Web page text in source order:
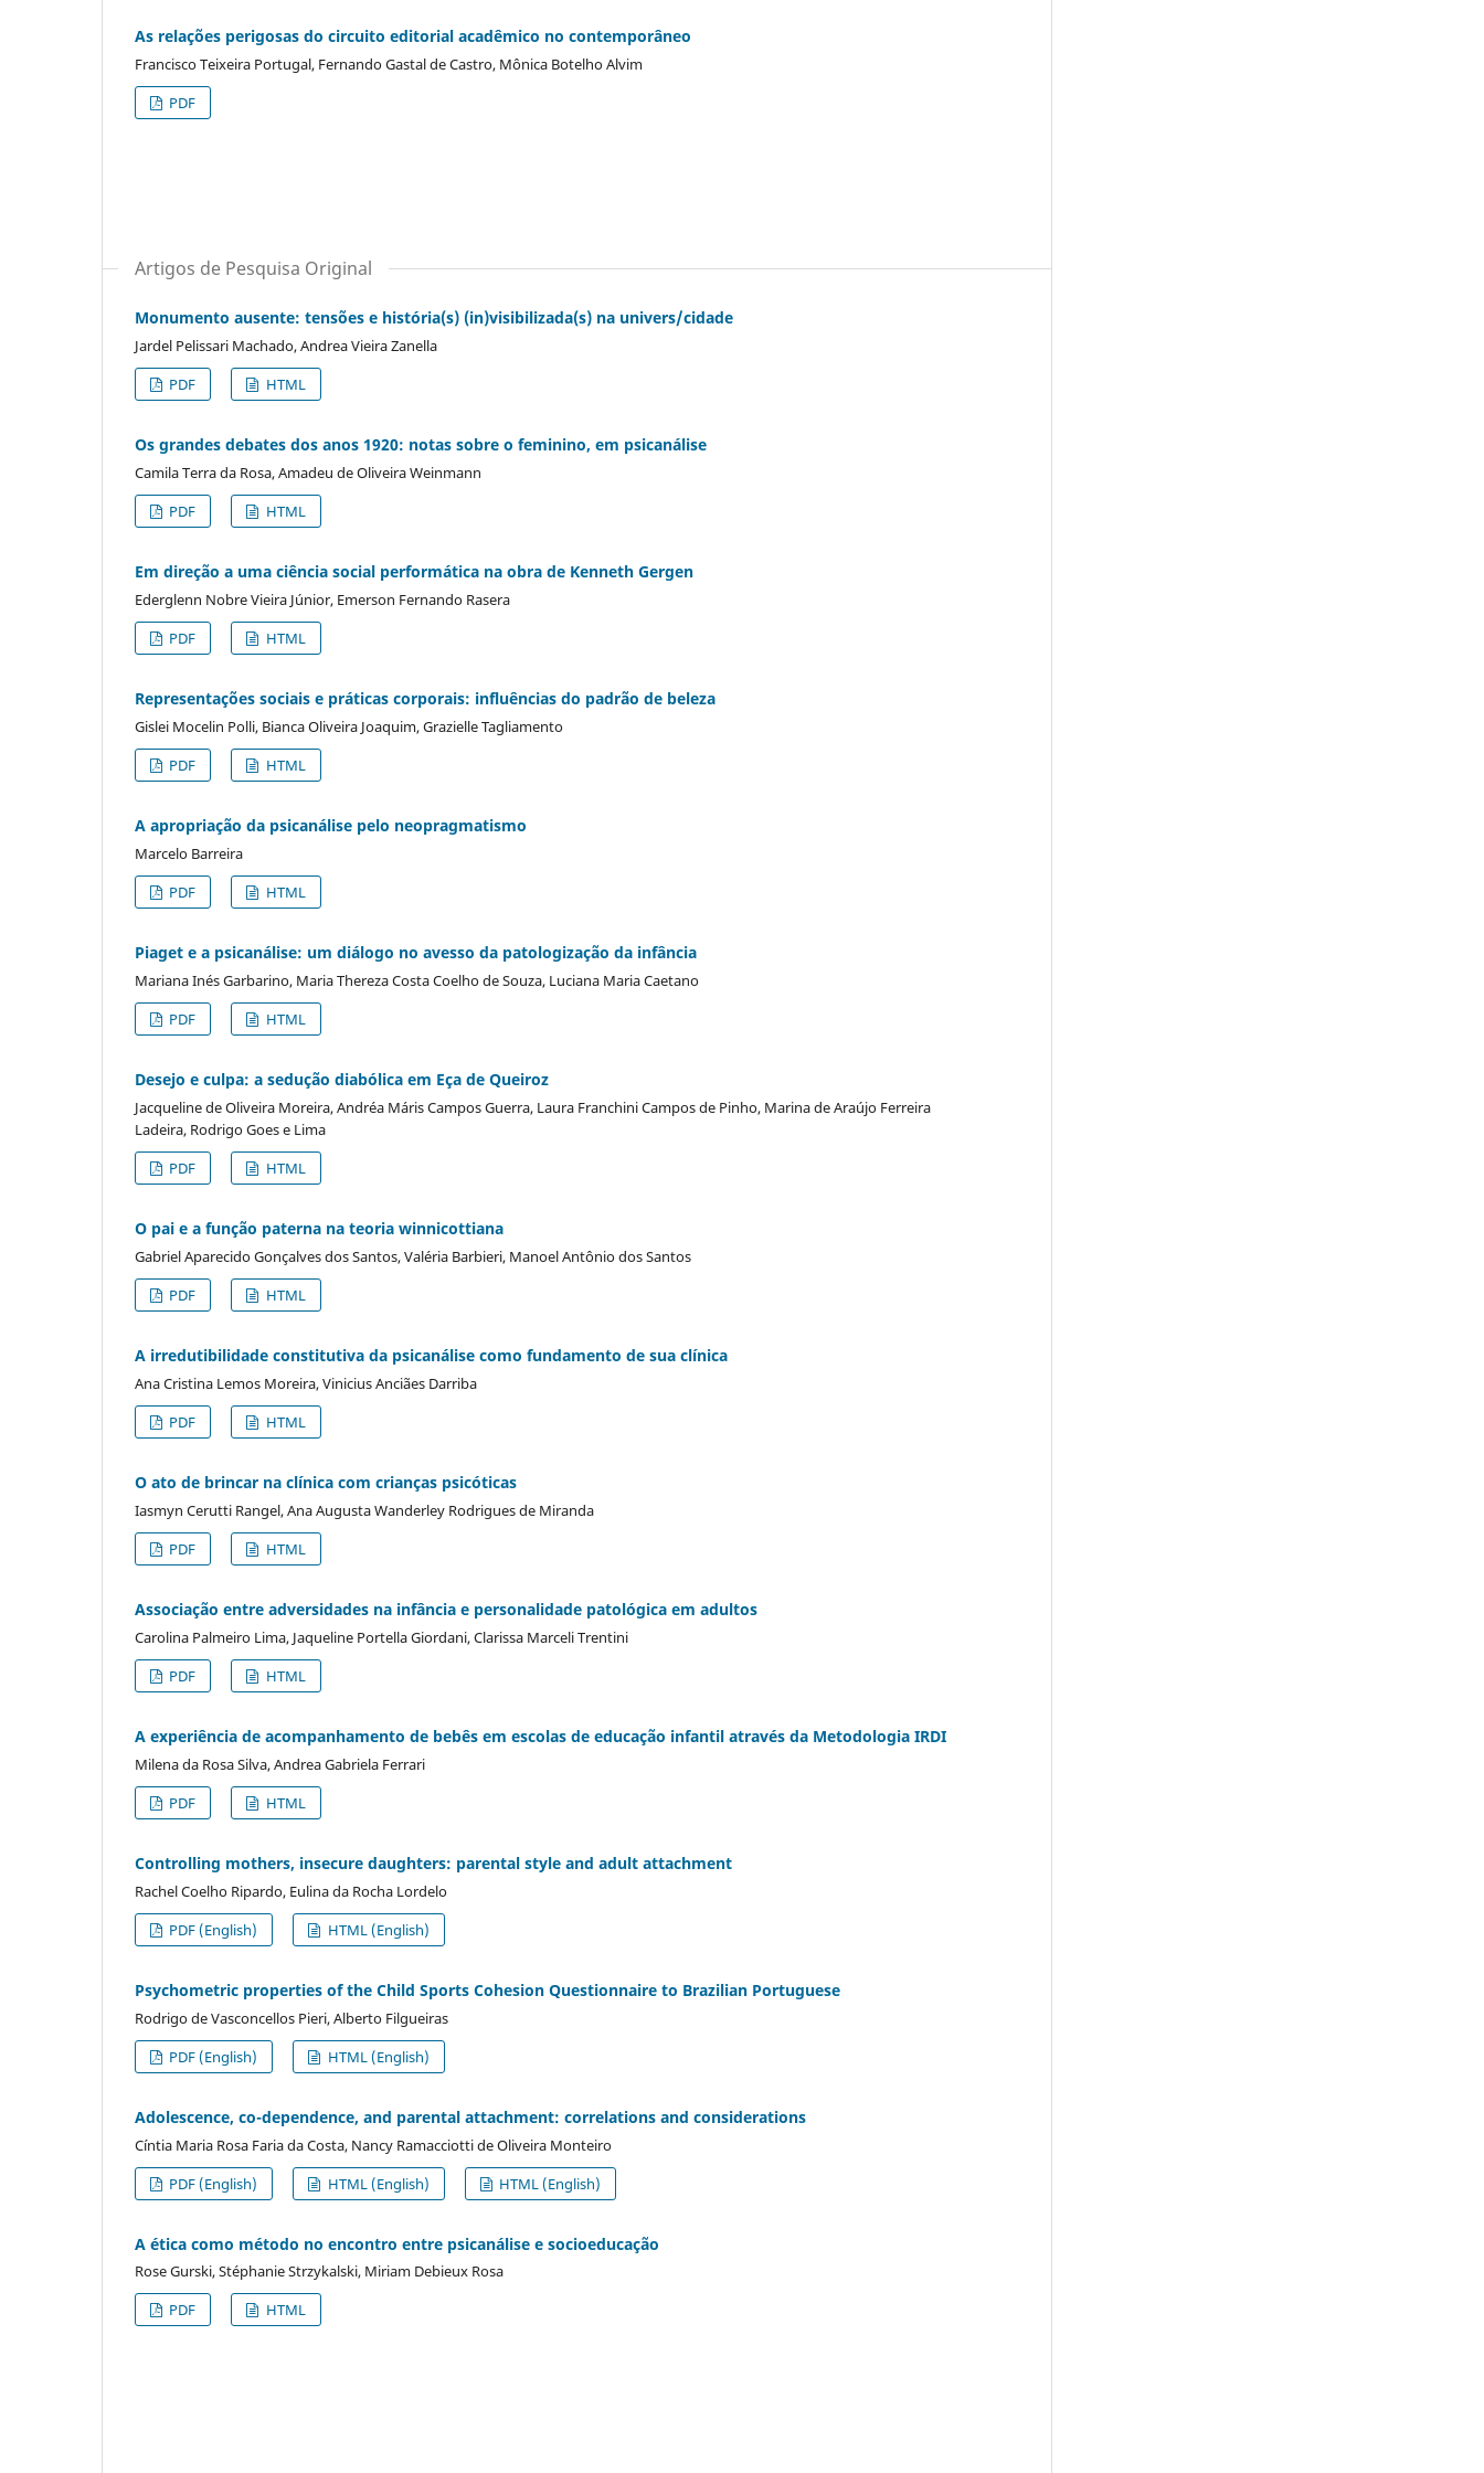
As relações perigosas do circuito editorial acadêmico no contemporâneo
Francisco Teixeira Portugal, Fernando Gastal de Castro, Mônica Botelho Alvim
PDF
Artigos de Pesquisa Original
Monumento ausente: tensões e história(s) (in)visibilizada(s) na univers/cidade
Jardel Pelissari Machado, Andrea Vieira Zanella
PDF
HTML
Os grandes debates dos anos 1920: notas sobre o feminino, em psicanálise
Camila Terra da Rosa, Amadeu de Oliveira Weinmann
PDF
HTML
Em direção a uma ciência social performática na obra de Kenneth Gergen
Ederglenn Nobre Vieira Júnior, Emerson Fernando Rasera
PDF
HTML
Representações sociais e práticas corporais: influências do padrão de beleza
Gislei Mocelin Polli, Bianca Oliveira Joaquim, Grazielle Tagliamento
PDF
HTML
A apropriação da psicanálise pelo neopragmatismo
Marcelo Barreira
PDF
HTML
Piaget e a psicanálise: um diálogo no avesso da patologização da infância
Mariana Inés Garbarino, Maria Thereza Costa Coelho de Souza, Luciana Maria Caetano
PDF
HTML
Desejo e culpa: a sedução diabólica em Eça de Queiroz
Jacqueline de Oliveira Moreira, Andréa Máris Campos Guerra, Laura Franchini Campos de Pinho, Marina de Araújo Ferreira
Ladeira, Rodrigo Goes e Lima
PDF
HTML
O pai e a função paterna na teoria winnicottiana
Gabriel Aparecido Gonçalves dos Santos, Valéria Barbieri, Manoel Antônio dos Santos
PDF
HTML
A irredutibilidade constitutiva da psicanálise como fundamento de sua clínica
Ana Cristina Lemos Moreira, Vinicius Anciães Darriba
PDF
HTML
O ato de brincar na clínica com crianças psicóticas
Iasmyn Cerutti Rangel, Ana Augusta Wanderley Rodrigues de Miranda
PDF
HTML
Associação entre adversidades na infância e personalidade patológica em adultos
Carolina Palmeiro Lima, Jaqueline Portella Giordani, Clarissa Marceli Trentini
PDF
HTML
A experiência de acompanhamento de bebês em escolas de educação infantil através da Metodologia IRDI
Milena da Rosa Silva, Andrea Gabriela Ferrari
PDF
HTML
Controlling mothers, insecure daughters: parental style and adult attachment
Rachel Coelho Ripardo, Eulina da Rocha Lordelo
PDF (English)
HTML (English)
Psychometric properties of the Child Sports Cohesion Questionnaire to Brazilian Portuguese
Rodrigo de Vasconcellos Pieri, Alberto Filgueiras
PDF (English)
HTML (English)
Adolescence, co-dependence, and parental attachment: correlations and considerations
Cíntia Maria Rosa Faria da Costa, Nancy Ramacciotti de Oliveira Monteiro
PDF (English)
HTML (English) HTML (English)
A ética como método no encontro entre psicanálise e socioeducação
Rose Gurski, Stéphanie Strzykalski, Miriam Debieux Rosa
PDF
HTML